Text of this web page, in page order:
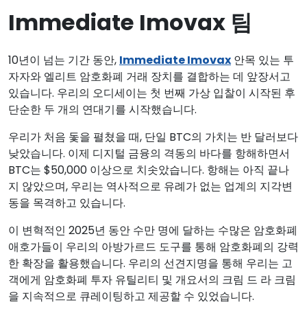
Immediate Imovax 팀
10년이 넘는 기간 동안, Immediate Imovax 안목 있는 투
자자와 엘리트 암호화폐 거래 장치를 결합하는 데 앞장서고
있습니다. 우리의 오디세이는 첫 번째 가상 입찰이 시작된 후
단순한 두 개의 연대기를 시작했습니다.
우리가 처음 돛을 펼쳤을 때, 단일 BTC의 가치는 반 달러보다
낮았습니다. 이제 디지털 금융의 격동의 바다를 항해하면서
BTC는 $50,000 이상으로 치솟았습니다. 항해는 아직 끝나
지 않았으며, 우리는 역사적으로 유례가 없는 업계의 지각변
동을 목격하고 있습니다.
이 변혁적인 2025년 동안 수만 명에 달하는 수많은 암호화폐
애호가들이 우리의 아방가르드 도구를 통해 암호화폐의 강력
한 확장을 활용했습니다. 우리의 선견지명을 통해 우리는 고
객에게 암호화폐 투자 유틸리티 및 개요서의 크림 드 라 크림
을 지속적으로 큐레이팅하고 제공할 수 있었습니다.